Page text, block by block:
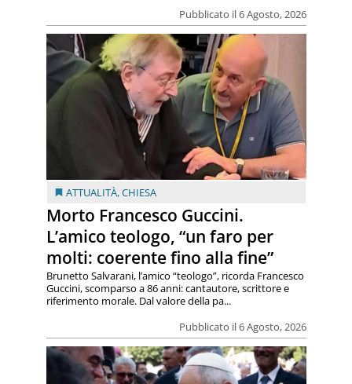
Pubblicato il 6 Agosto, 2026
ATTUALITÀ,CHIESA
Morto Francesco Guccini.
L’amico teologo, “un faro per
molti: coerente fino alla fine”
Pubblicato il 6 Agosto, 2026
Brunetto Salvarani, l’amico “teologo”, ricorda Francesco
Guccini, scomparso a 86 anni: cantautore, scrittore e
riferimento morale. Dal valore della pa...